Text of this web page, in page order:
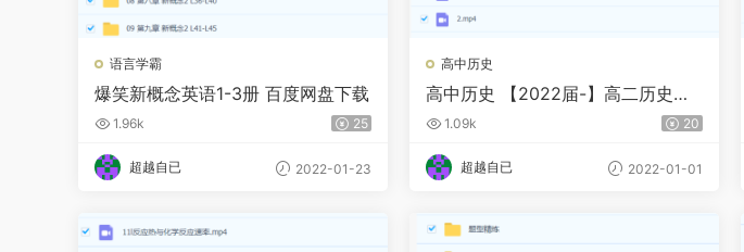
语言学霸
爆笑新概念英语1-3册 百度网盘下载
1.96k 25
超越自已 2022-01-23
高中历史
高中历史 【2022届-】高二历史
（刘莹莹）尖端班 秋季班
1.09k 20
超越自已 2022-01-01